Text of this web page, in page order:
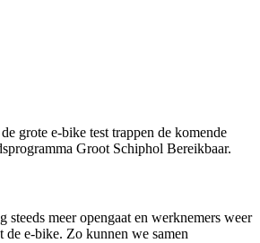
grote e-bike test trappen de komende
Groot Schiphol Bereikbaar.
meer opengaat en werknemers weer
de e-bike. Zo kunnen we samen